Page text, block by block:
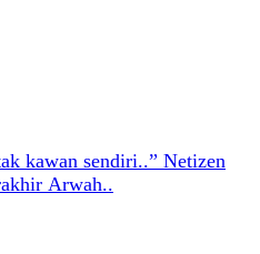
kawan sendiri..” Netizen
Arwah..